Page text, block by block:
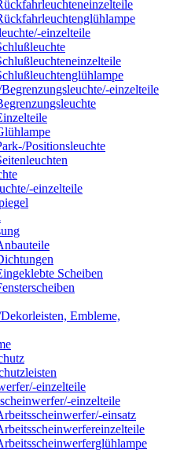
einzelteile
einzelteile
Positionsleuchte
einzelteile
Scheiben
Embleme,
einzelteile
einzelteile
einsatz